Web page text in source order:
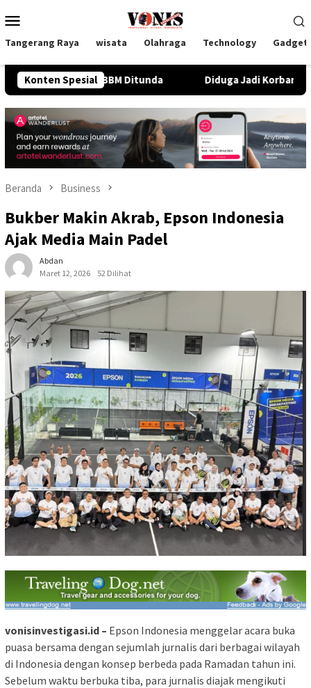
ke
Mobile
Tangerang Raya wisata Olahraga Technology
Konten Spesial
Jadi BBM Ditunda Diduga Jadi Korban KDRT,
Beranda Business
Bukber Makin Akrab, Epson Indonesia
Ajak Media Main Padel
Abdan
Maret 12, 2026
52 Dilihat
vonisinvestigasi.id – Epson Indonesia menggelar acara buka
puasa bersama dengan sejumlah jurnalis dari berbagai wilayah
di Indonesia dengan konsep berbeda pada Ramadan tahun ini.
Sebelum waktu berbuka tiba, para jurnalis diajak mengikuti